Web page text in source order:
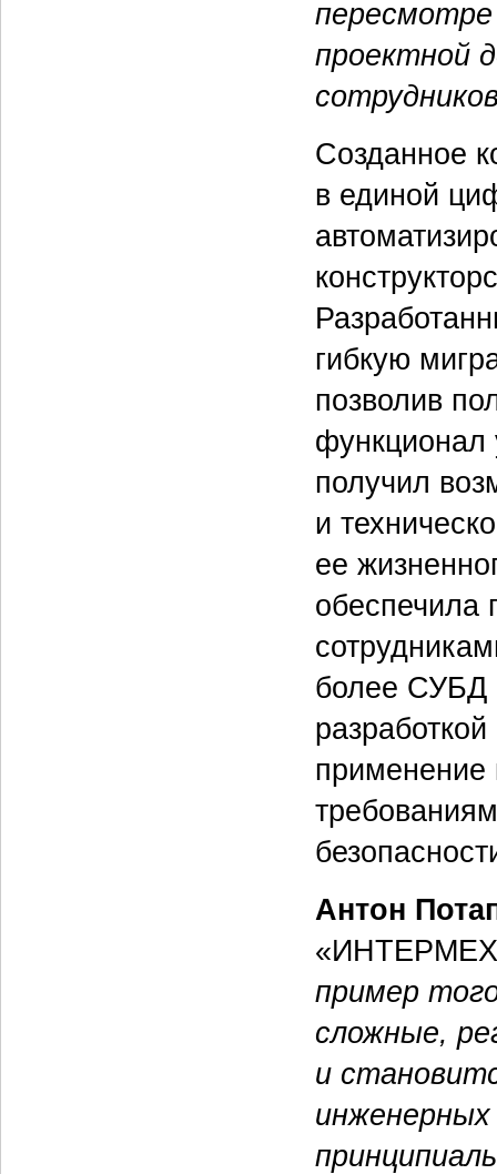
пересмотре
проектной
Созданное
в единой
гибкую
позволив
функционал
получил
и
ее
обеспечила
более СУБД
применение
Антон
пример
сложные,
и
инженерных